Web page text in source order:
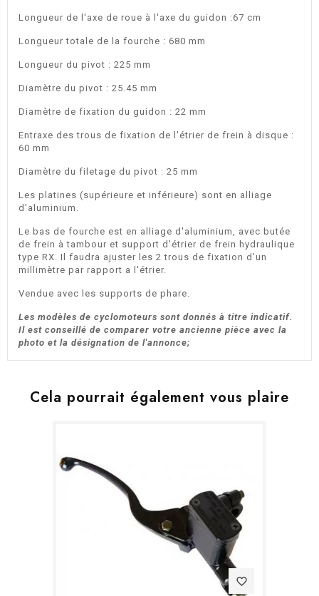
Longueur de l'axe de roue à l'axe du guidon :67 cm
Longueur totale de la fourche : 680 mm
Longueur du pivot : 225 mm
Diamètre du pivot : 25.45 mm
Diamètre de fixation du guidon : 22 mm
Entraxe des trous de fixation de l'étrier de frein à disque :
60 mm
Diamètre du filetage du pivot : 25 mm
Les platines (supérieure et inférieure) sont en alliage
d'aluminium.
Le bas de fourche est en alliage d'aluminium, avec butée
de frein à tambour et support d'étrier de frein hydraulique
type RX. Il faudra ajuster les 2 trous de fixation d'un
millimètre par rapport a l'étrier.
Vendue avec les supports de phare.
Les modèles de cyclomoteurs sont donnés à titre indicatif.
Il est conseillé de comparer votre ancienne pièce avec la
photo et la désignation de l'annonce;
Cela pourrait également vous plaire
favorite_border